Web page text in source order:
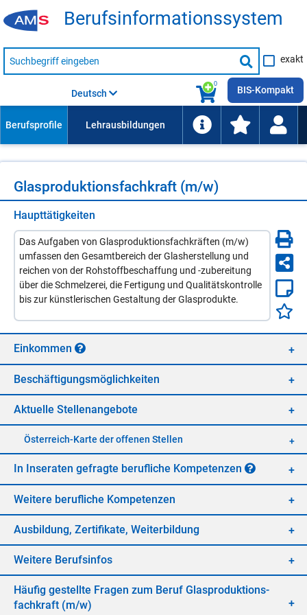
Be­rufs­in­for­ma­ti­ons­sys­tem
Suche
nach
Suche
starten
exakt
0
Deutsch BIS-Kompakt
Glas­pro­duk­ti­ons­fach­kraft (m/​w)
Haupttätigkeiten
Das Aufgaben von Glasproduktionsfachkräften (m/w)
umfassen den Gesamtbereich der Glasherstellung und
reichen von der Rohstoffbeschaffung und -zubereitung
über die Schmelzerei, die Fertigung und Qualitätskontrolle
bis zur künstlerischen Gestaltung der Glasprodukte.
Ein­kom­men
Be­schäf­ti­gungs­mög­lich­kei­ten
Ak­tu­el­le Stel­len­an­ge­bo­te
Öster­reich-Kar­te der of­fe­nen Stel­len
In In­se­ra­ten ge­frag­te be­ruf­li­che Kom­pe­ten­zen
Wei­te­re be­ruf­li­che Kom­pe­ten­zen
Aus­bil­dung, Zer­ti­fi­ka­te, Wei­ter­bil­dung
Wei­te­re Be­rufs­in­fos
Häu­fig ge­stell­te Fra­gen zum Be­ruf Glas­pro­duk­ti­ons­
fach­kraft (m/​w)